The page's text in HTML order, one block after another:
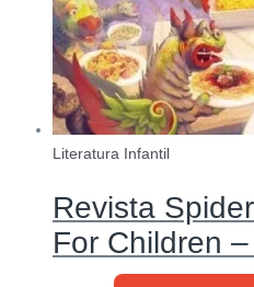
Literatura Infantil
Revista
For Children